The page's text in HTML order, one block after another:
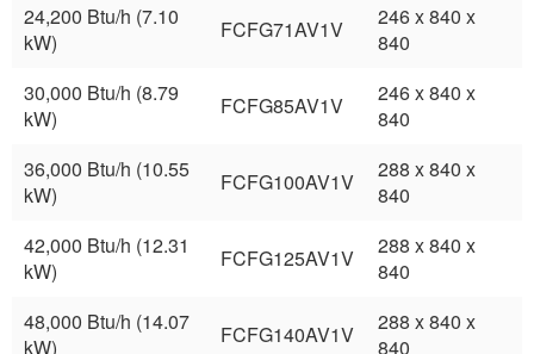
24,200 Btu/h (7.10
kW)
FCFG71AV1V
246 x 840 x
840
30,000 Btu/h (8.79
kW)
FCFG85AV1V
246 x 840 x
840
36,000 Btu/h (10.55
kW)
FCFG100AV1V
288 x 840 x
840
42,000 Btu/h (12.31
kW)
FCFG125AV1V
288 x 840 x
840
48,000 Btu/h (14.07
kW)
FCFG140AV1V
288 x 840 x
840